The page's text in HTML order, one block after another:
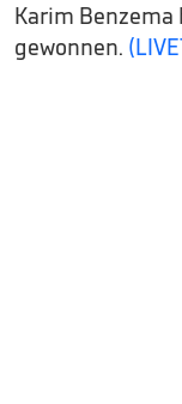
Karim Benzema
gewonnen.